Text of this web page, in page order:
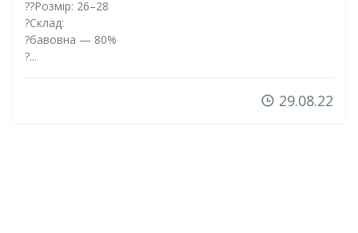
??Розмір: 26–28
?Склад:
?бавовна — 80%
?...
29.08.22